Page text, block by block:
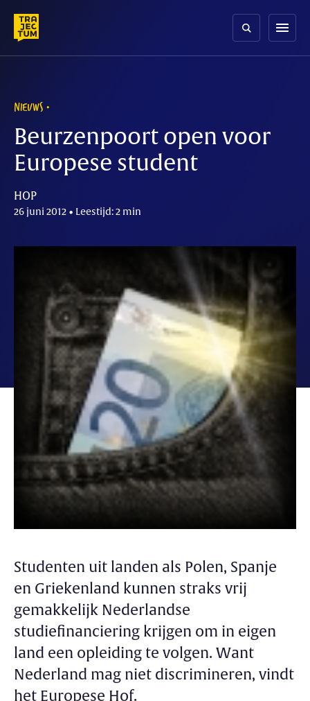
content
menu
NIEUWS
Beurzenpoort open voor
Europese student
HOP
26 juni 2012 • Leestijd: 2 min
Studenten uit landen als Polen, Spanje
en Griekenland kunnen straks vrij
gemakkelijk Nederlandse
studiefinanciering krijgen om in eigen
land een opleiding te volgen. Want
Nederland mag niet discrimineren, vindt
het Europese Hof.